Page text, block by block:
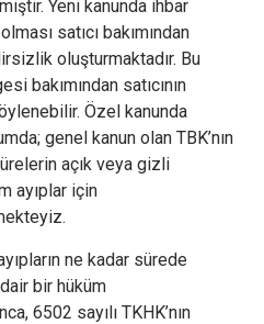
Yeni kanunda ihbar
satıcı bakımından
oluşturmaktadır. Bu
bakımından satıcının
Özel kanunda
genel kanun olan TBK’nın
açık veya gizli
ayıplar için
ne kadar sürede
bir hüküm
6502 sayılı TKHK’nın